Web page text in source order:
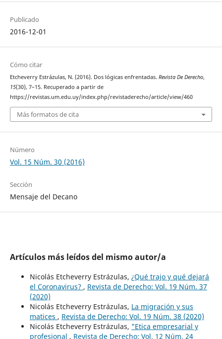
Publicado
2016-12-01
Cómo citar
Etcheverry Estrázulas, N. (2016). Dos lógicas enfrentadas. Revista De Derecho,
15(30), 7–15. Recuperado a partir de
https://revistas.um.edu.uy/index.php/revistaderecho/article/view/460
Más formatos de cita
Número
Vol. 15 Núm. 30 (2016)
Sección
Mensaje del Decano
Artículos más leídos del mismo autor/a
Nicolás Etcheverry Estrázulas, ¿Qué trajo y qué dejará
el Coronavirus? , Revista de Derecho: Vol. 19 Núm. 37
(2020)
Nicolás Etcheverry Estrázulas, La migración y sus
matices , Revista de Derecho: Vol. 19 Núm. 38 (2020)
Nicolás Etcheverry Estrázulas, "Etica empresarial y
profesional , Revista de Derecho: Vol. 12 Núm. 24